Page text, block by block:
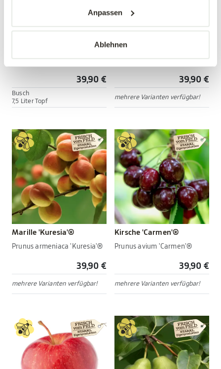
Anpassen
Ablehnen
Prunus persica 'Saturn'
39,90 €
Busch
7,5 Liter Topf
Apfel 'Cox Orange'
Malus domestica ' Cox Orange'
39,90 €
mehrere Varianten verfügbar!
Marille 'Kuresia'®
Prunus armeniaca 'Kuresia'®
39,90 €
mehrere Varianten verfügbar!
Kirsche 'Carmen'®
Prunus avium 'Carmen'®
39,90 €
mehrere Varianten verfügbar!